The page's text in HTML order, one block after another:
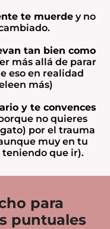
te muerdey no
tan bien como
más allá de parar
eso en realidad
más)
y te convences
no quieres
por el trauma
muy en tu
que ir).
para
puntuales